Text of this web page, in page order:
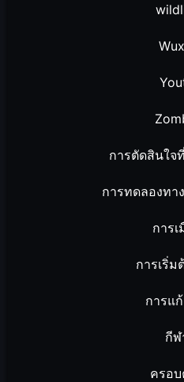
การตัดสินใจ
การทดลองทา
การเ
การเริ่ม
การแ
กีฬ
ครอ